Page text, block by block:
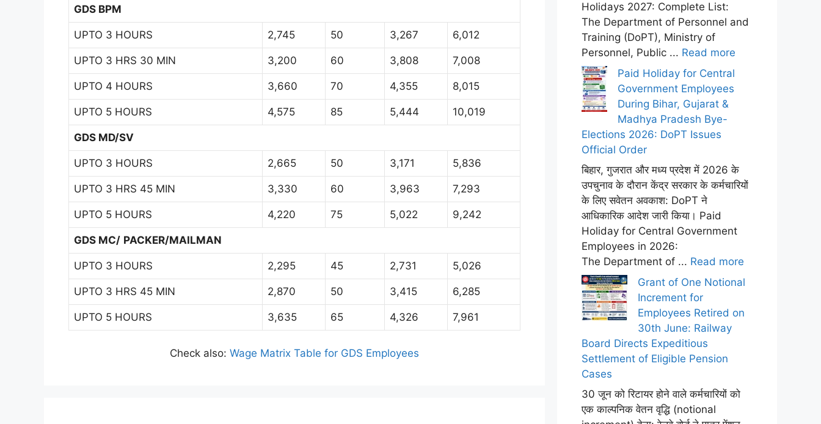
GDS BPM
UPTO 3 HOURS 2,745 50 3,267 6,012
UPTO 3 HRS 30 MIN 3,200 60 3,808 7,008
UPTO 4 HOURS 3,660 70 4,355 8,015
UPTO 5 HOURS 4,575 85 5,444 10,019
GDS MD/SV
UPTO 3 HOURS 2,665 50 3,171 5,836
UPTO 3 HRS 45 MIN 3,330 60 3,963 7,293
UPTO 5 HOURS 4,220 75 5,022 9,242
GDS MC/ PACKER/MAILMAN
UPTO 3 HOURS 2,295 45 2,731 5,026
UPTO 3 HRS 45 MIN 2,870 50 3,415 6,285
UPTO 5 HOURS 3,635 65 4,326 7,961
Check also: Wage Matrix Table for GDS Employees
Holidays 2027: Complete List:
The Department of Personnel and
Training (DoPT), Ministry of
Personnel, Public ... Read more
Paid Holiday for Central
Government Employees
During Bihar, Gujarat &
Madhya Pradesh Bye-
Elections 2026: DoPT Issues
Official Order
बिहार, गुजरात और मध्य प्रदेश में 2026 के
उपचुनाव के दौरान केंद्र सरकार के कर्मचारियों
के लिए सवेतन अवकाश: DoPT ने
आधिकारिक आदेश जारी किया। Paid
Holiday for Central Government
Employees in 2026:
The Department of ... Read more
Grant of One Notional
Increment for
Employees Retired on
30th June: Railway
Board Directs Expeditious
Settlement of Eligible Pension
Cases
30 जून को रिटायर होने वाले कर्मचारियों को
एक काल्पनिक वेतन वृद्धि (notional